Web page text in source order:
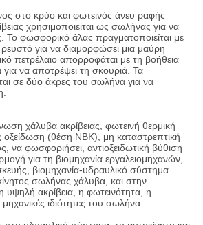
στο κρύο και φωτεινός άνευ ραφής
χρησιμοποιείται ως σωλήνας για να
Το φωσφορικό άλας πραγματοποιείται με
για να διαμορφώσει μια μαύρη
πετρέλαιο απορροφάται με τη βοήθεια
για να αποτρέψει τη σκουριά. Τα
σε δύο άκρες του σωλήνα για να
χάλυβα ακρίβειας, φωτεινή θερμική
οξείδωση (θέση NBK), μη καταστρεπτική
να φωσφοριήσει, αντιοξειδωτική βύθιση
για τη βιομηχανία εργαλειομηχανών,
βιομηχανία-υδραυλικό σύστημα
σωλήνας χάλυβα, και στην
ακρίβεια, η φωτεινότητα, η
μηχανικές ιδιότητες του σωλήνα